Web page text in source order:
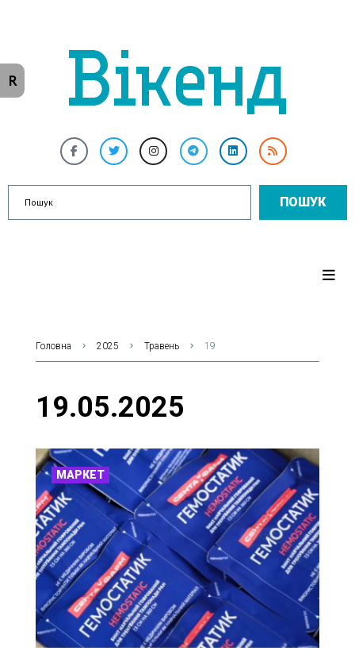
ПОШУК
Головна 2025 Травень 19
19.05.2025
МАРКЕТ
R